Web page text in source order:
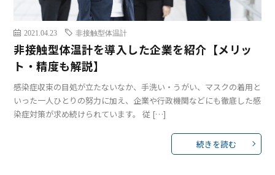
2021.04.23 非接触型体温計
非接触型体温計を導入した企業を紹介【メリッ
ト・精度も解説】
感染症収束の目処が立たないなか、手洗い・うがい、マスクの着用と
いった一人ひとりの努力に加え、企業や行政機関などにも徹底した感
染症対策が求め続けられています。 従 […]
続きを読む